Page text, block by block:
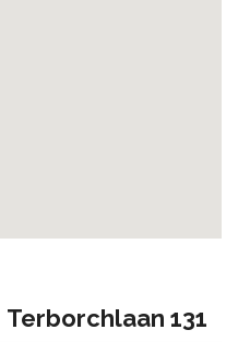
Terborchlaan 131